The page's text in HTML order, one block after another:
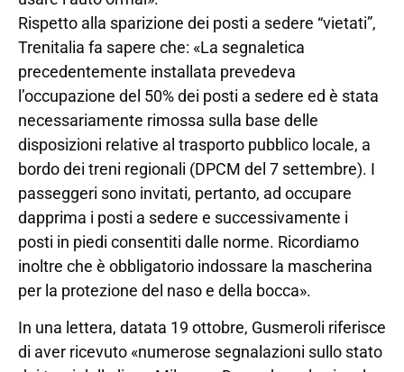
Rispetto alla sparizione dei posti a sedere “vietati”,
Trenitalia fa sapere che: «La segnaletica
precedentemente installata prevedeva
l’occupazione del 50% dei posti a sedere ed è stata
necessariamente rimossa sulla base delle
disposizioni relative al trasporto pubblico locale, a
bordo dei treni regionali (DPCM del 7 settembre). I
passeggeri sono invitati, pertanto, ad occupare
dapprima i posti a sedere e successivamente i
posti in piedi consentiti dalle norme. Ricordiamo
inoltre che è obbligatorio indossare la mascherina
per la protezione del naso e della bocca».
In una lettera, datata 19 ottobre, Gusmeroli riferisce
di aver ricevuto «numerose segnalazioni sullo stato